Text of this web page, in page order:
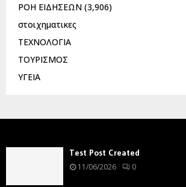
ΡΟΗ ΕΙΔΗΣΕΩΝ (3,906)
στοιχηματικες
ΤΕΧΝΟΛΟΓΙΑ
ΤΟΥΡΙΣΜΟΣ
ΥΓΕΙΑ
Test Post Created
11/06/2026 0